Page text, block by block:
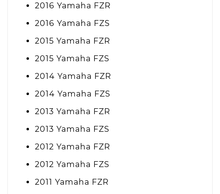
2016 Yamaha FZR
2016 Yamaha FZS
2015 Yamaha FZR
2015 Yamaha FZS
2014 Yamaha FZR
2014 Yamaha FZS
2013 Yamaha FZR
2013 Yamaha FZS
2012 Yamaha FZR
2012 Yamaha FZS
2011 Yamaha FZR